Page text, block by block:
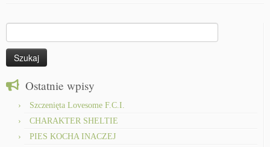
Ostatnie wpisy
Szczenięta Lovesome F.C.I.
CHARAKTER SHELTIE
PIES KOCHA INACZEJ